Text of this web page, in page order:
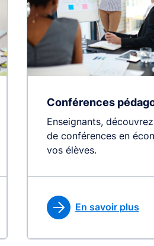
Conférences
Enseignants,
de conférences en
vos élèves.
En savoir plus